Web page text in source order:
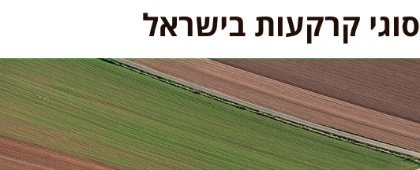
סוגי קרקעות בישראל